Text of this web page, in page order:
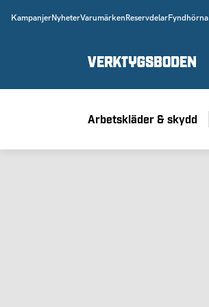
KampanjerNyheterVarumärken ReservdelarFyndhörna
Arbetskläder & skydd